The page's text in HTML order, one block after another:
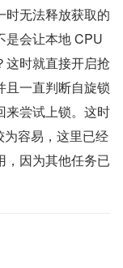
时无法释放获取的
是会让本地 CPU
这时就直接开启抢
且一直判断自旋锁
来尝试上锁。这时
容易，这里已经
，因为其他任务已